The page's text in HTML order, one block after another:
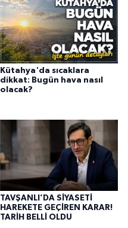
Kütahya'da sıcaklara
dikkat: Bugün hava nasıl
olacak?
TAVŞANLI’DA SİYASETİ
HAREKETE GEÇİREN KARAR!
TARİH BELLİ OLDU